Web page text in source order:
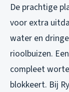
De prachtige
voor extra
water en
rioolbuizen.
compleet
blokkeert. Bij